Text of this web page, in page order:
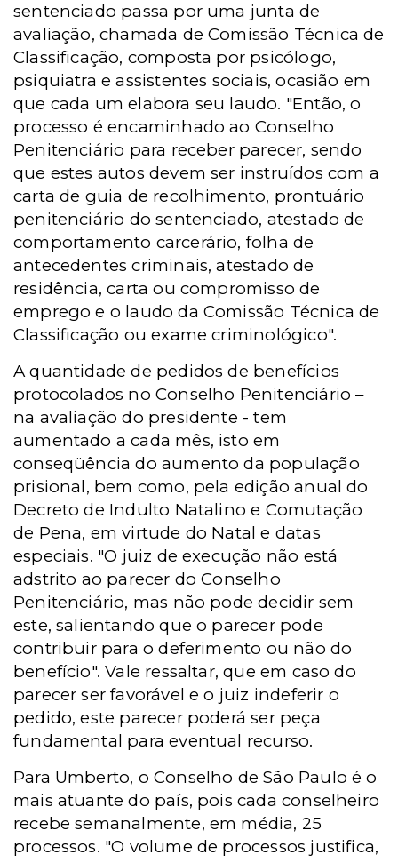
sentenciado passa por uma junta de
avaliação, chamada de Comissão Técnica de
Classificação, composta por psicólogo,
psiquiatra e assistentes sociais, ocasião em
que cada um elabora seu laudo. "Então, o
processo é encaminhado ao Conselho
Penitenciário para receber parecer, sendo
que estes autos devem ser instruídos com a
carta de guia de recolhimento, prontuário
penitenciário do sentenciado, atestado de
comportamento carcerário, folha de
antecedentes criminais, atestado de
residência, carta ou compromisso de
emprego e o laudo da Comissão Técnica de
Classificação ou exame criminológico".
A quantidade de pedidos de benefícios
protocolados no Conselho Penitenciário –
na avaliação do presidente - tem
aumentado a cada mês, isto em
conseqüência do aumento da população
prisional, bem como, pela edição anual do
Decreto de Indulto Natalino e Comutação
de Pena, em virtude do Natal e datas
especiais. "O juiz de execução não está
adstrito ao parecer do Conselho
Penitenciário, mas não pode decidir sem
este, salientando que o parecer pode
contribuir para o deferimento ou não do
benefício". Vale ressaltar, que em caso do
parecer ser favorável e o juiz indeferir o
pedido, este parecer poderá ser peça
fundamental para eventual recurso.
Para Umberto, o Conselho de São Paulo é o
mais atuante do país, pois cada conselheiro
recebe semanalmente, em média, 25
processos. "O volume de processos justifica,